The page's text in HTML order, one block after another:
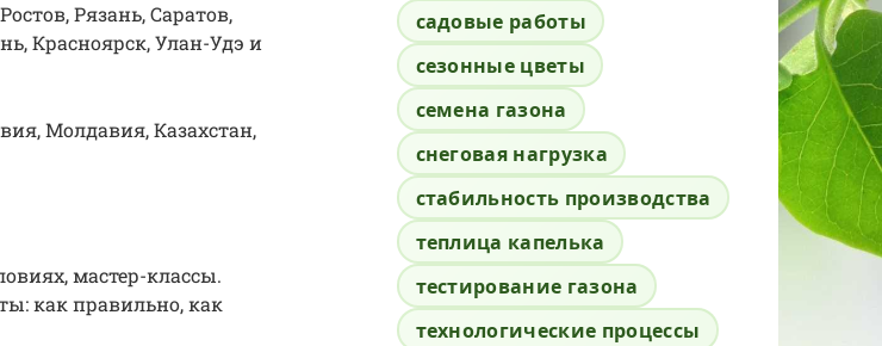
Рязань, Саратов,
Красноярск, Улан-Удэ и
Молдавия, Казахстан,
мастер-классы.
как правильно, как
садовые работы
сезонные цветы
семена газона
снеговая нагрузка
стабильность производства
теплица капелька
тестирование газона
технологические процессы